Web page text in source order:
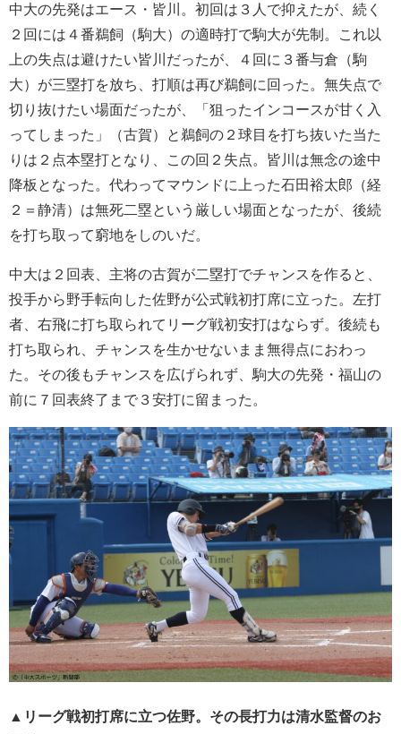
中大の先発はエース・皆川。初回は３人で抑えたが、続く
２回には４番鵜飼（駒大）の適時打で駒大が先制。これ以
上の失点は避けたい皆川だったが、４回に３番与倉（駒
大）が三塁打を放ち、打順は再び鵜飼に回った。無失点で
切り抜けたい場面だったが、「狙ったインコースが甘く入
ってしまった」（古賀）と鵜飼の２球目を打ち抜いた当た
りは２点本塁打となり、この回２失点。皆川は無念の途中
降板となった。代わってマウンドに上った石田裕太郎（経
２＝静清）は無死二塁という厳しい場面となったが、後続
を打ち取って窮地をしのいだ。
中大は２回表、主将の古賀が二塁打でチャンスを作ると、
投手から野手転向した佐野が公式戦初打席に立った。左打
者、右飛に打ち取られてリーグ戦初安打はならず。後続も
打ち取られ、チャンスを生かせないまま無得点におわっ
た。その後もチャンスを広げられず、駒大の先発・福山の
前に７回表終了まで３安打に留まった。
▲リーグ戦初打席に立つ佐野。その長打力は清水監督のお